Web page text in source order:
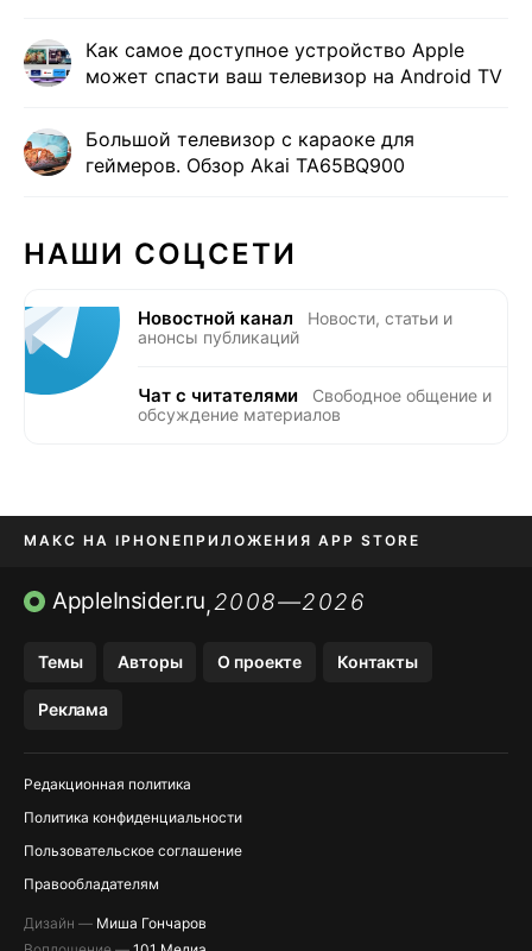
Как самое доступное устройство Apple
может спасти ваш телевизор на Android TV
Большой телевизор с караоке для
геймеров. Обзор Akai TA65BQ900
НАШИ СОЦСЕТИ
Новостной канал
Новости, статьи и
анонсы публикаций
Чат с читателями
Свободное общение и
обсуждение материалов
МАКС НА IPHONE ПРИЛОЖЕНИЯ APP STORE
TIKTOK НА IPHONEПРИЛОЖЕНИЯ БЕЗ APP STORE
AppleInsider.ru,2008—2026
Темы Авторы О проекте Контакты
Реклама
Редакционная политика
Политика конфиденциальности
Пользовательское соглашение
Правообладателям
Дизайн — Миша Гончаров